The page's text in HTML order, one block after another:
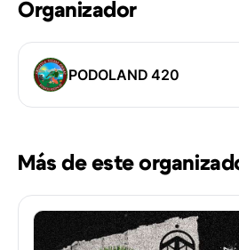
Organizador
PODOLAND 420
Más de este